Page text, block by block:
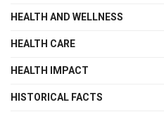
HEALTH AND WELLNESS
HEALTH CARE
HEALTH IMPACT
HISTORICAL FACTS